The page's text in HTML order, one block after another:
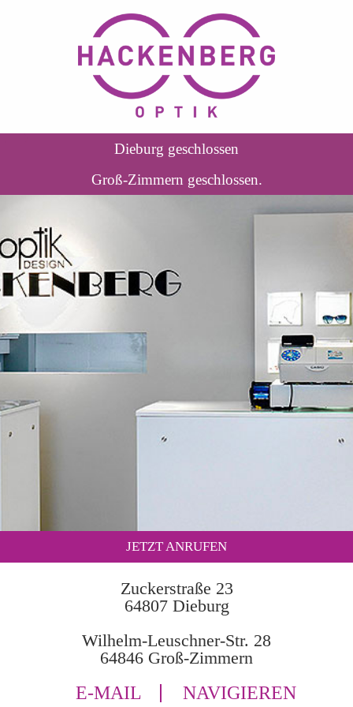
Dieburg geschlossen
Groß-Zimmern geschlossen.
JETZT ANRUFEN
Zuckerstraße 23
64807 Dieburg
Wilhelm-Leuschner-Str. 28
64846 Groß-Zimmern
E-MAIL NAVIGIEREN